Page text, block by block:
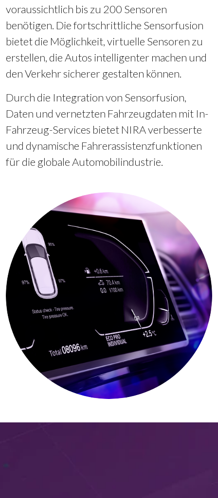
voraussichtlich bis zu 200 Sensoren
benötigen. Die fortschrittliche Sensorfusion
bietet die Möglichkeit, virtuelle Sensoren zu
erstellen, die Autos intelligenter machen und
den Verkehr sicherer gestalten können.
Durch die Integration von Sensorfusion,
Daten und vernetzten Fahrzeugdaten mit In-
Fahrzeug-Services bietet NIRA verbesserte
und dynamische Fahrerassistenzfunktionen
für die globale Automobilindustrie.